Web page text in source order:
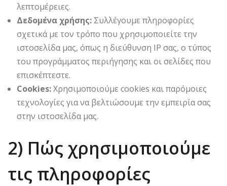
λεπτομέρειες.
Δεδομένα χρήσης: Συλλέγουμε πληροφορίες
σχετικά με τον τρόπο που χρησιμοποιείτε την
ιστοσελίδα μας, όπως η διεύθυνση IP σας, ο τύπος
του προγράμματος περιήγησης και οι σελίδες που
επισκέπτεστε.
Cookies:Χρησιμοποιούμε cookies και παρόμοιες
τεχνολογίες για να βελτιώσουμε την εμπειρία σας
στην ιστοσελίδα μας.
2) Πώς χρησιμοποιούμε
τις πληροφορίες